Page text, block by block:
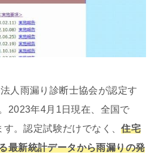
人雨漏り診断士協会が認定す
2023年4月1日現在、全国で
。認定試験だけでなく、住宅
最新統計データから雨漏りの発